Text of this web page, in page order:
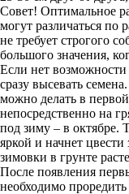
Совет! Оптимальное
могут различаться по
не требует строгого
большого значения,
Если нет возможности
сразу высевать
можно делать в
непосредственно на
под зиму – в октябре.
яркой и начнет цвести
зимовки в грунте
После появления
необходимо